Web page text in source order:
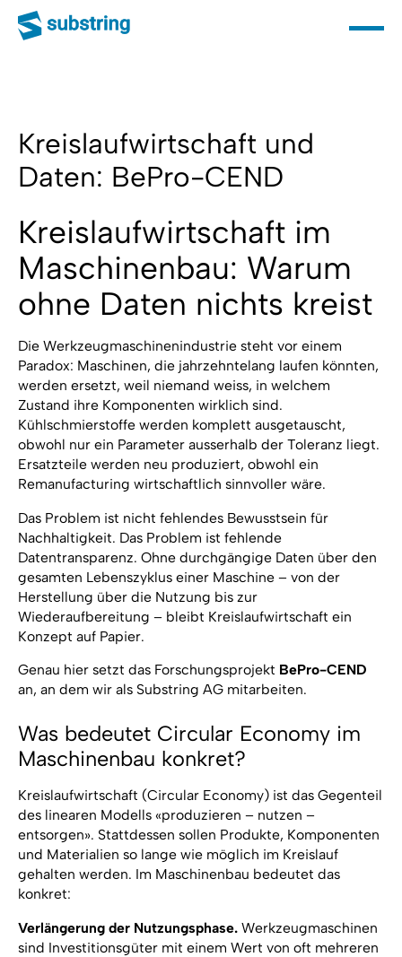
Kreislaufwirtschaft und
Daten: BePro-CEND
Kreislaufwirtschaft im
Maschinenbau: Warum
ohne Daten nichts kreist
Die Werkzeugmaschinenindustrie steht vor einem
Paradox: Maschinen, die jahrzehntelang laufen könnten,
werden ersetzt, weil niemand weiss, in welchem
Zustand ihre Komponenten wirklich sind.
Kühlschmierstoffe werden komplett ausgetauscht,
obwohl nur ein Parameter ausserhalb der Toleranz liegt.
Ersatzteile werden neu produziert, obwohl ein
Remanufacturing wirtschaftlich sinnvoller wäre.
Das Problem ist nicht fehlendes Bewusstsein für
Nachhaltigkeit. Das Problem ist fehlende
Datentransparenz. Ohne durchgängige Daten über den
gesamten Lebenszyklus einer Maschine – von der
Herstellung über die Nutzung bis zur
Wiederaufbereitung – bleibt Kreislaufwirtschaft ein
Konzept auf Papier.
Genau hier setzt das Forschungsprojekt BePro-CEND
an, an dem wir als Substring AG mitarbeiten.
Was bedeutet Circular Economy im
Maschinenbau konkret?
Kreislaufwirtschaft (Circular Economy) ist das Gegenteil
des linearen Modells «produzieren – nutzen –
entsorgen». Stattdessen sollen Produkte, Komponenten
und Materialien so lange wie möglich im Kreislauf
gehalten werden. Im Maschinenbau bedeutet das
konkret:
Verlängerung der Nutzungsphase.Werkzeugmaschinen
sind Investitionsgüter mit einem Wert von oft mehreren